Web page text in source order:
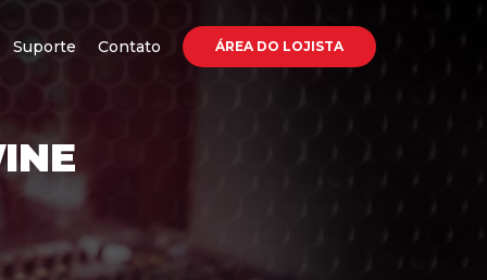
Suporte Contato ÁREA DO LOJISTA